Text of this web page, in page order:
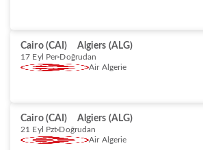
Cairo (CAI) Algiers (ALG)
17 Eyl Per Doğrudan
Air Algerie
Cairo (CAI) Algiers (ALG)
21 Eyl Pzt Doğrudan
Air Algerie